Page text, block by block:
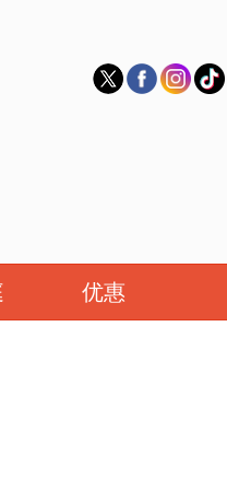
优惠